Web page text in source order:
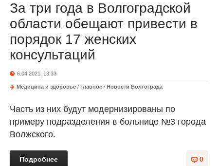
За три года в Волгоградской
области обещают привести в
порядок 17 женских
консультаций
6.04.2021, 13:33
Медицина и здоровье / Главное / Новости Волгограда
Часть из них будут модернизированы по
примеру подразделения в больнице №3 города
Волжского.
0
Подробнее